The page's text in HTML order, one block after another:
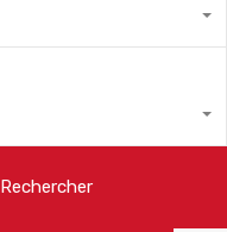
Rechercher